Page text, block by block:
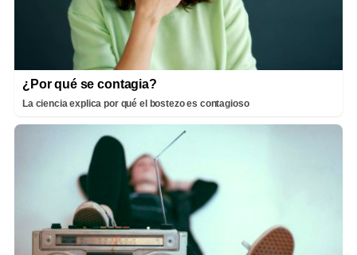
¿Por qué se contagia?
La ciencia explica por qué el bostezo es contagioso